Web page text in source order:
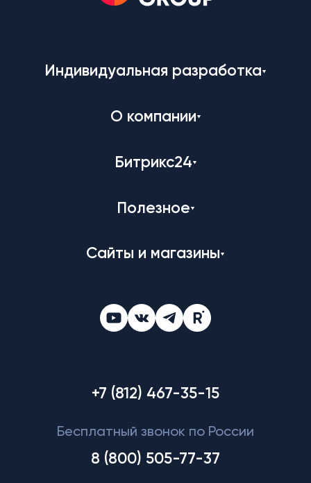
Индивидуальная разработка
О компании
Битрикс24
Полезное
Сайты и магазины
+7 (812) 467-35-15
Бесплатный звонок по России
8 (800) 505-77-37